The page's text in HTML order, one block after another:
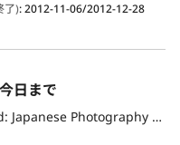
了):2012-11-06/2012-12-28
日まで
Gazing at the Contemporary World: Japanese Photography from the 1970s to the Present